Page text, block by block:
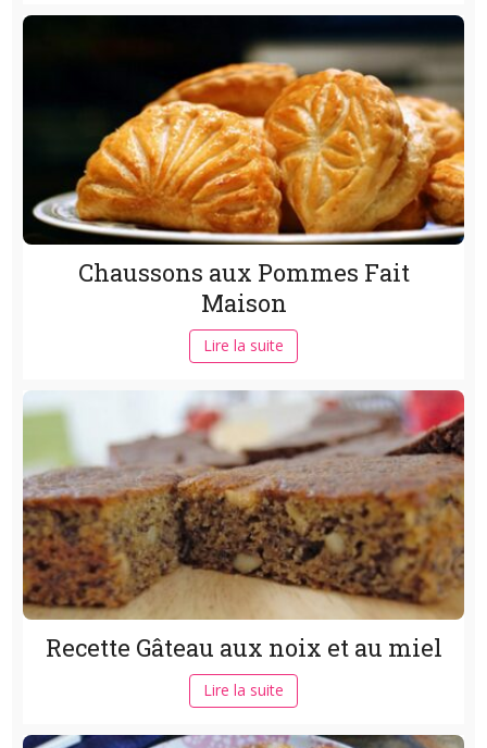
Chaussons aux Pommes Fait
Maison
Lire la suite
Recette Gâteau aux noix et au miel
Lire la suite